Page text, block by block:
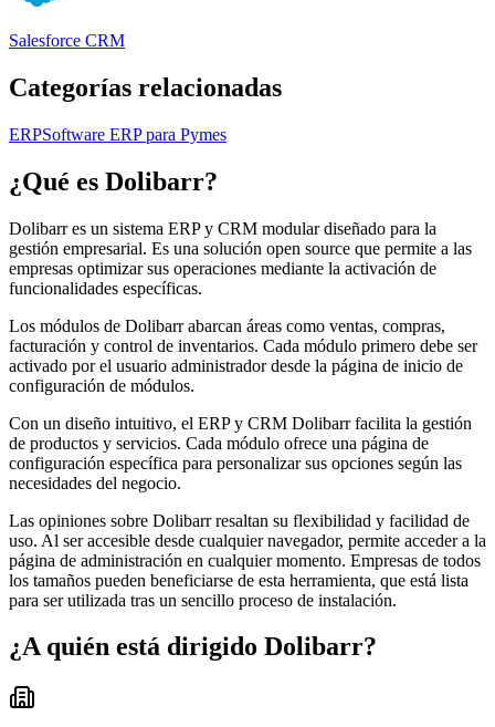
Salesforce CRM
Categorías relacionadas
ERPSoftware ERP para Pymes
¿Qué es Dolibarr?
Dolibarr es un sistema ERP y CRM modular diseñado para la
gestión empresarial. Es una solución open source que permite a las
empresas optimizar sus operaciones mediante la activación de
funcionalidades específicas.
Los módulos de Dolibarr abarcan áreas como ventas, compras,
facturación y control de inventarios. Cada módulo primero debe ser
activado por el usuario administrador desde la página de inicio de
configuración de módulos.
Con un diseño intuitivo, el ERP y CRM Dolibarr facilita la gestión
de productos y servicios. Cada módulo ofrece una página de
configuración específica para personalizar sus opciones según las
necesidades del negocio.
Las opiniones sobre Dolibarr resaltan su flexibilidad y facilidad de
uso. Al ser accesible desde cualquier navegador, permite acceder a la
página de administración en cualquier momento. Empresas de todos
los tamaños pueden beneficiarse de esta herramienta, que está lista
para ser utilizada tras un sencillo proceso de instalación.
¿A quién está dirigido Dolibarr?